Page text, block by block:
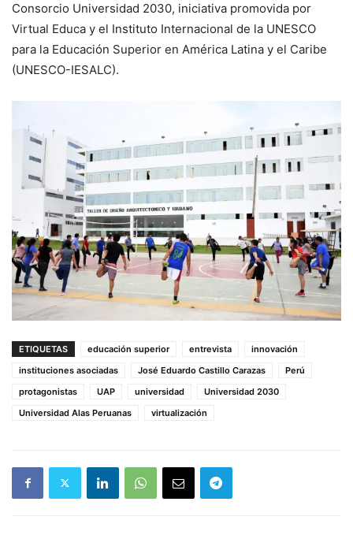
Consorcio Universidad 2030, iniciativa promovida por
Virtual Educa y el Instituto Internacional de la UNESCO
para la Educación Superior en América Latina y el Caribe
(UNESCO-IESALC).
ETIQUETAS educación superior entrevista
innovación
instituciones asociadas
José Eduardo Castillo Carazas
Perú
protagonistas
UAP universidad
Universidad 2030
Universidad Alas Peruanas
virtualización